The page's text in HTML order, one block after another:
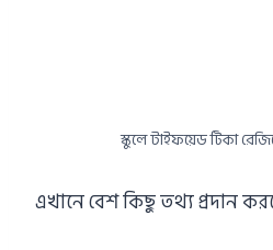
স্কুলে টাইফয়েড টিকা
এখানে বেশ কিছু তথ্য প্রদান